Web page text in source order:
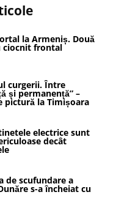
la Armeniș. Două
ciocnit frontal
curgerii. Între
și permanență” –
pictură la Timișoara
electrice sunt
decât
de scufundare a
s-a încheiat cu